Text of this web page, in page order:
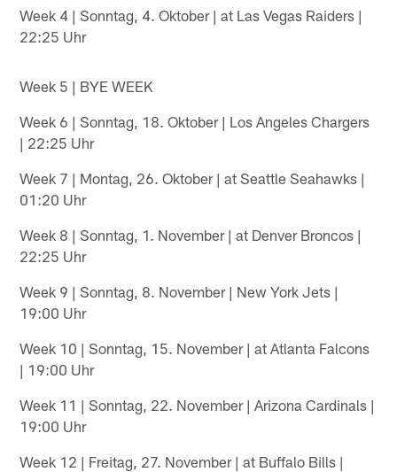
Week 4 | Sonntag, 4. Oktober | at Las Vegas Raiders |
22:25 Uhr
Week 5 | BYE WEEK
Week 6 | Sonntag, 18. Oktober | Los Angeles Chargers
| 22:25 Uhr
Week 7 | Montag, 26. Oktober | at Seattle Seahawks |
01:20 Uhr
Week 8 | Sonntag, 1. November | at Denver Broncos |
22:25 Uhr
Week 9 | Sonntag, 8. November | New York Jets |
19:00 Uhr
Week 10 | Sonntag, 15. November | at Atlanta Falcons
| 19:00 Uhr
Week 11 | Sonntag, 22. November | Arizona Cardinals |
19:00 Uhr
Week 12 | Freitag, 27. November | at Buffalo Bills |